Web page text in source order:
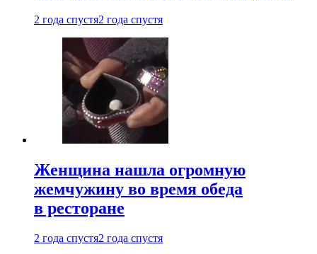
2 года спустя2 года спустя
Женщина нашла огромную
жемчужину во время обеда
в ресторане
2 года спустя2 года спустя